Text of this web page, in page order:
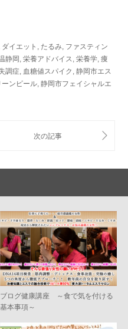
ダイエット , たるみ, ファスティン
静岡 , 栄養アドバイス, 栄養学, 痩
調症, 血糖値スパイク , 静岡市エス
ンピール, 静岡市フェイシャルエ
ブログ健康講座 ～食で気を付ける
基本事項～